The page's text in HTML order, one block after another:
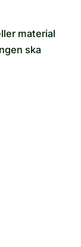
material
ska